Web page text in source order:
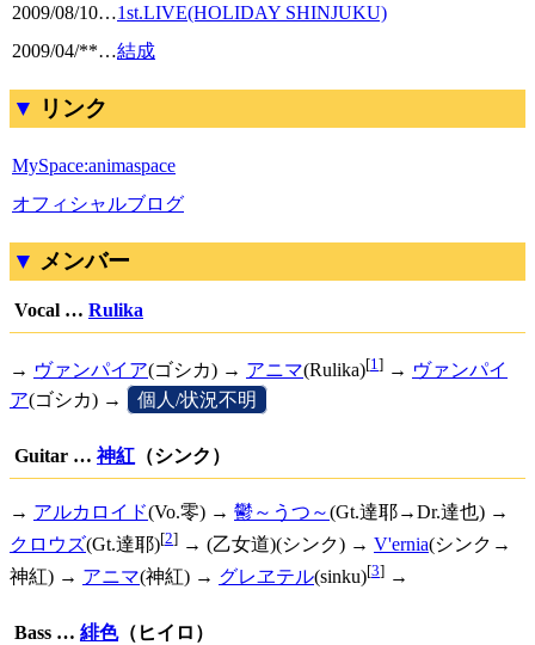
2009/08/10…1st.LIVE(HOLIDAY SHINJUKU)
2009/04/**…結成
リンク
MySpace:animaspace
オフィシャルブログ
メンバー
Vocal … Rulika
→ ヴァンパイア(ゴシカ) → アニマ(Rulika)[1] → ヴァンパイ
ア(ゴシカ) → 個人/状況不明
Guitar …神紅 （シンク）
→ アルカロイド(Vo.零) → 鬱～うつ～(Gt.達耶→Dr.達也) →
クロウズ(Gt.達耶)[2] → (乙女道)(シンク) → V'ernia(シンク→
神紅) → アニマ(神紅) → グレヱテル(sinku)[3] →
Bass … 緋色（ヒイロ）